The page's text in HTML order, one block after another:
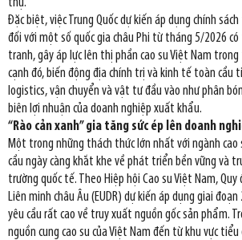
Đặc biệt, việc Trung Quốc dự kiến áp dụng chính
đối với một số quốc gia châu Phi từ tháng 5/2026
tranh, gây áp lực lên thị phần cao su Việt Nam
cạnh đó, biến động địa chính trị và kinh tế toàn cầu
logistics, vận chuyển và vật tư đầu vào như phân
biên lợi nhuận của doanh nghiệp xuất khẩu.
“Rào cản xanh” gia tăng sức ép lên doanh
Một trong những thách thức lớn nhất với ngành cao
cầu ngày càng khắt khe về phát triển bền vững và
trường quốc tế. Theo Hiệp hội Cao su Việt Nam, Quy
Liên minh châu Âu (EUDR) dự kiến áp dụng giai
yêu cầu rất cao về truy xuất nguồn gốc sản phẩm.
nguồn cung cao su của Việt Nam đến từ khu vực